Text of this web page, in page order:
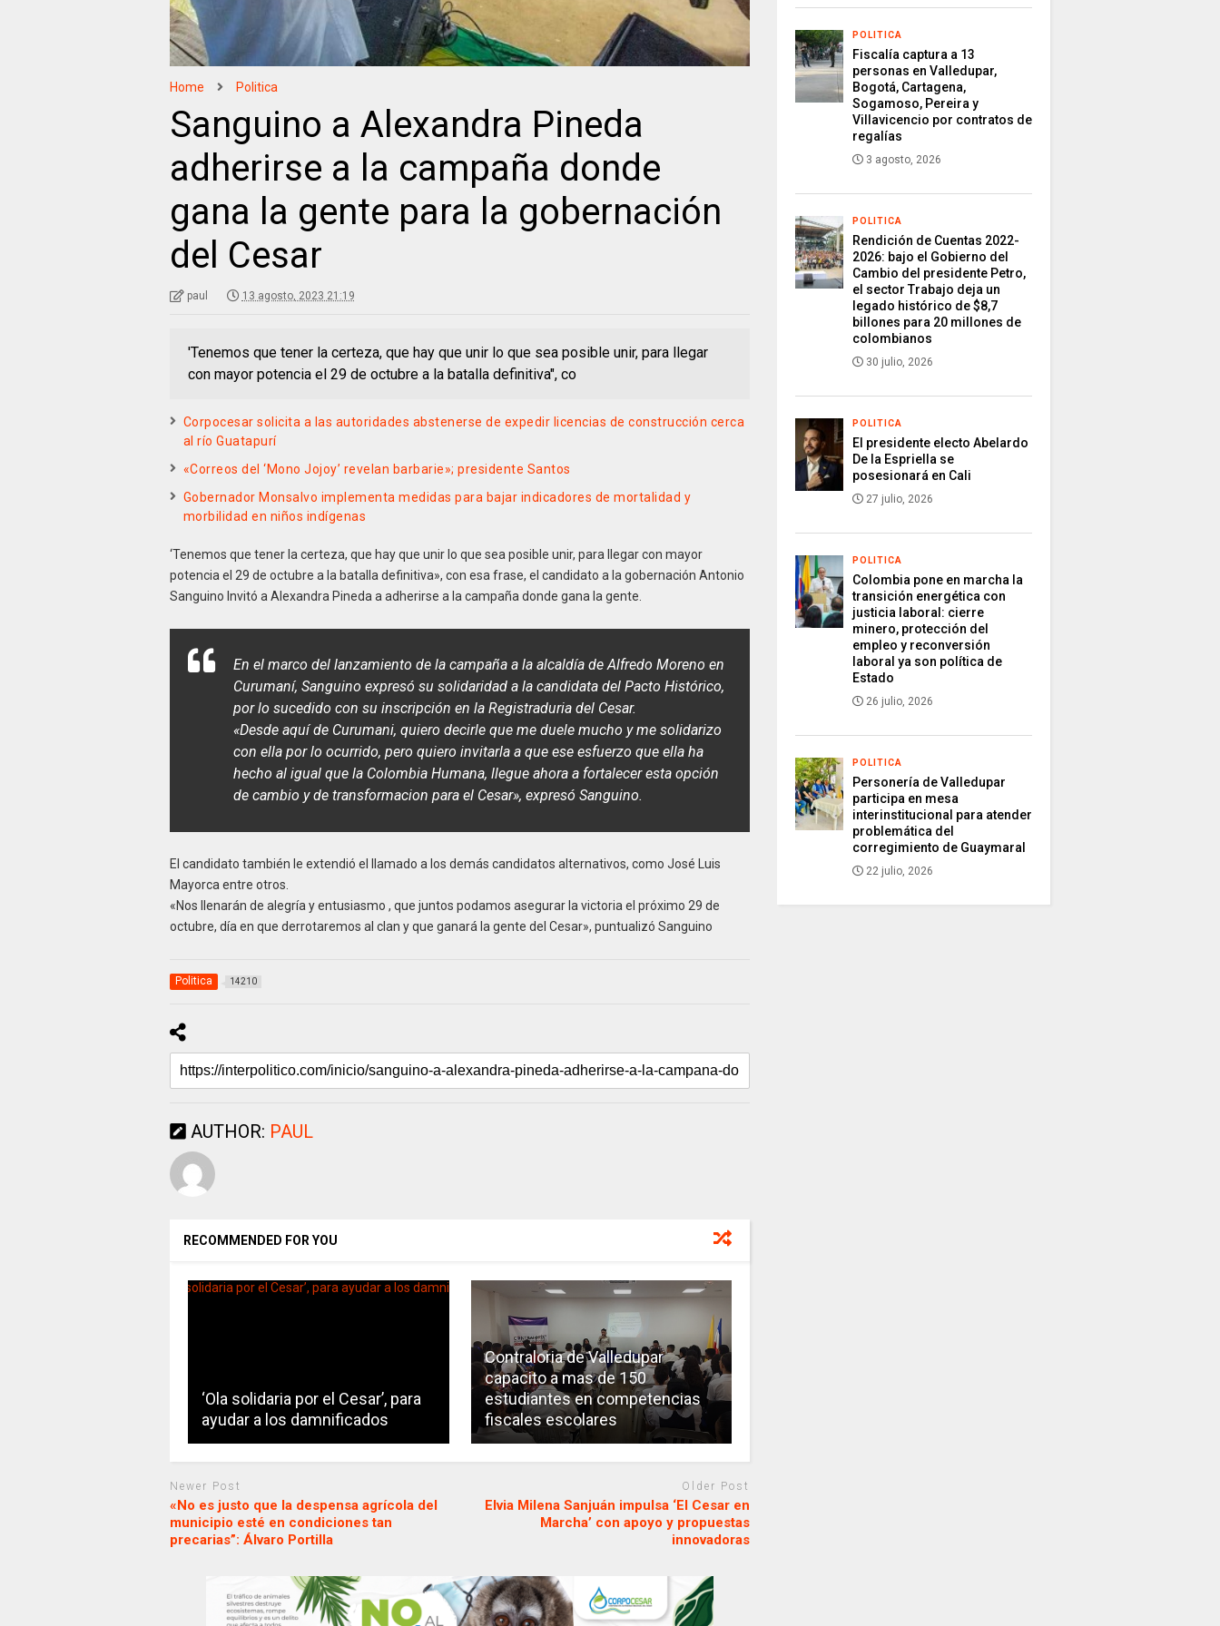
Home Politica
Sanguino a Alexandra Pineda
adherirse a la campaña donde
gana la gente para la gobernación
del Cesar
paul 13 agosto, 2023 21:19
'Tenemos que tener la certeza, que hay que unir lo que sea posible unir, para llegar
con mayor potencia el 29 de octubre a la batalla definitiva", co
Corpocesar solicita a las autoridades abstenerse de expedir licencias de construcción cerca
al río Guatapurí
«Correos del ‘Mono Jojoy’ revelan barbarie»; presidente Santos
Gobernador Monsalvo implementa medidas para bajar indicadores de mortalidad y
morbilidad en niños indígenas
‘Tenemos que tener la certeza, que hay que unir lo que sea posible unir, para llegar con mayor
potencia el 29 de octubre a la batalla definitiva», con esa frase, el candidato a la gobernación Antonio
Sanguino Invitó a Alexandra Pineda a adherirse a la campaña donde gana la gente.
En el marco del lanzamiento de la campaña a la alcaldía de Alfredo Moreno en
Curumaní, Sanguino expresó su solidaridad a la candidata del Pacto Histórico,
por lo sucedido con su inscripción en la Registraduria del Cesar.
«Desde aquí de Curumani, quiero decirle que me duele mucho y me solidarizo
con ella por lo ocurrido, pero quiero invitarla a que ese esfuerzo que ella ha
hecho al igual que la Colombia Humana, llegue ahora a fortalecer esta opción
de cambio y de transformacion para el Cesar», expresó Sanguino.
El candidato también le extendió el llamado a los demás candidatos alternativos, como José Luis
Mayorca entre otros.
«Nos llenarán de alegría y entusiasmo , que juntos podamos asegurar la victoria el próximo 29 de
octubre, día en que derrotaremos al clan y que ganará la gente del Cesar», puntualizó Sanguino
Politica 14210
AUTHOR: PAUL
RECOMMENDED FOR YOU
‘Ola solidaria por el Cesar’, para
ayudar a los damnificados
Contraloria de Valledupar
capacito a mas de 150
estudiantes en competencias
fiscales escolares
Newer Post
«No es justo que la despensa agrícola del
municipio esté en condiciones tan
precarias”: Álvaro Portilla
Older Post
Elvia Milena Sanjuán impulsa ‘El Cesar en
Marcha’ con apoyo y propuestas
innovadoras
POLITICA
Fiscalía captura a 13
personas en Valledupar,
Bogotá, Cartagena,
Sogamoso, Pereira y
Villavicencio por contratos de
regalías
3 agosto, 2026
POLITICA
Rendición de Cuentas 2022-
2026: bajo el Gobierno del
Cambio del presidente Petro,
el sector Trabajo deja un
legado histórico de $8,7
billones para 20 millones de
colombianos
30 julio, 2026
POLITICA
El presidente electo Abelardo
De la Espriella se
posesionará en Cali
27 julio, 2026
POLITICA
Colombia pone en marcha la
transición energética con
justicia laboral: cierre
minero, protección del
empleo y reconversión
laboral ya son política de
Estado
26 julio, 2026
POLITICA
Personería de Valledupar
participa en mesa
interinstitucional para atender
problemática del
corregimiento de Guaymaral
22 julio, 2026